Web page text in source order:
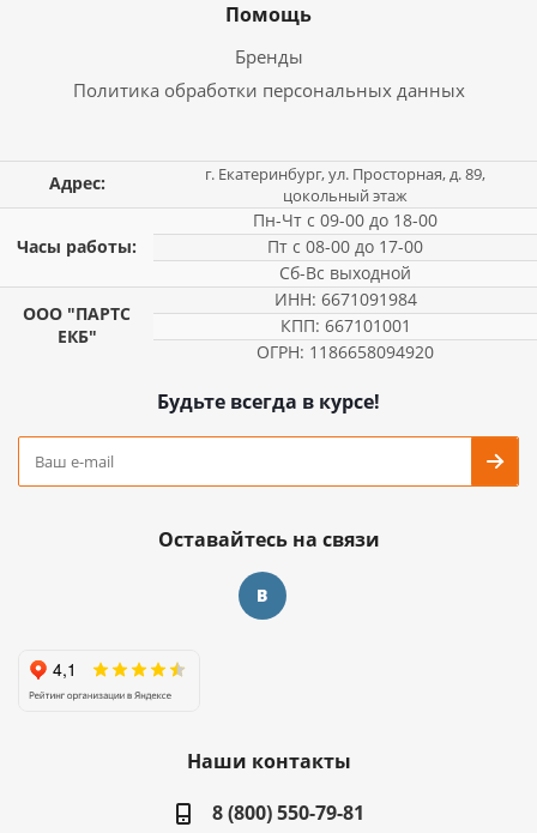
Помощь
Бренды
Политика обработки персональных данных
Адрес:
г. Екатеринбург, ул. Просторная, д. 89,
цокольный этаж
Часы работы:
Пн-Чт с 09-00 до 18-00
Пт с 08-00 до 17-00
Сб-Вс выходной
ООО "ПАРТС
ЕКБ"
ИНН: 6671091984
КПП: 667101001
ОГРН: 1186658094920
Будьте всегда в курсе!
Оставайтесь на связи
Наши контакты
8 (800) 550-79-81